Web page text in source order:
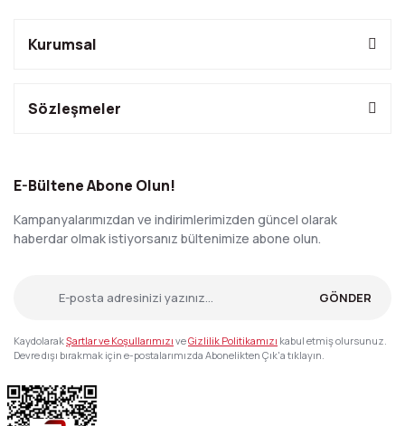
Kurumsal
Sözleşmeler
E-Bültene Abone Olun!
Kampanyalarımızdan ve indirimlerimizden güncel olarak
haberdar olmak istiyorsanız bültenimize abone olun.
GÖNDER
KaydolarakŞartlar ve Koşullarımızı veGizlilik Politikamızı kabul etmiş olursunuz.
Devre dışı bırakmak için e-postalarımızda Abonelikten Çık'a tıklayın.